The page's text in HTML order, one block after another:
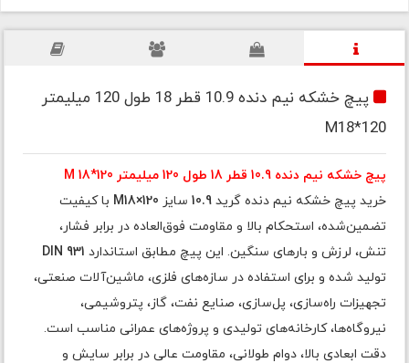
پیچ خشکه نیم دنده 10.9 قطر 18 طول 120 میلیمتر
M18*120
پیچ خشکه نیم دنده 10.9 قطر 18 طول 120 میلیمتر M 18*120
خرید پیچ خشکه نیم دنده گرید10.9 سایز M18×120 با کیفیت
تضمین‌شده، استحکام بالا و مقاومت فوق‌العاده در برابر فشار،
تنش، لرزش و بارهای سنگین. این پیچ مطابق استاندارد DIN 931
تولید شده و برای استفاده در سازه‌های فلزی، ماشین‌آلات صنعتی،
تجهیزات راه‌سازی، پل‌سازی، صنایع نفت، گاز، پتروشیمی،
نیروگاه‌ها، کارخانه‌های تولیدی و پروژه‌های عمرانی مناسب است.
دقت ابعادی بالا، دوام طولانی، مقاومت عالی در برابر سایش و